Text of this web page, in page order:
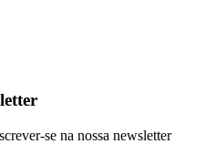
se na nossa newsletter